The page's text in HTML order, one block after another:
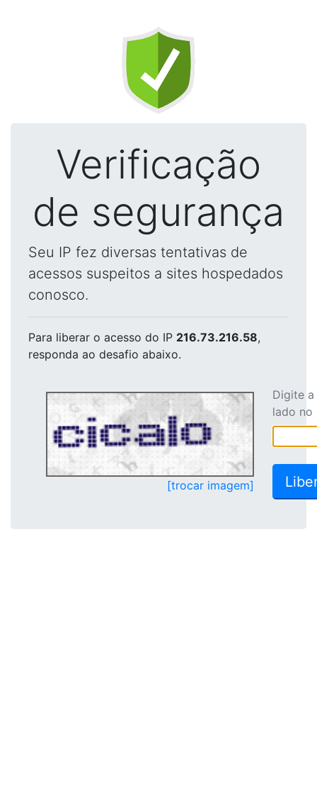
Verificação
de segurança
Seu IP fez diversas tentativas de
acessos suspeitos a sites hospedados
conosco.
Para liberar o acesso do IP 216.73.216.58,
responda ao desafio abaixo.
[trocar imagem]
Digite
lado no